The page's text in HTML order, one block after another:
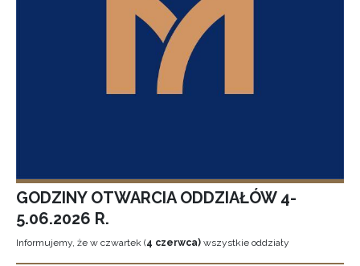
GODZINY OTWARCIA ODDZIAŁÓW 4-
5.06.2026 R.
Informujemy, że w czwartek (4 czerwca) wszystkie oddziały